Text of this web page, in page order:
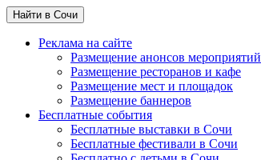
Найти в Сочи
Реклама на сайте
Размещение анонсов мероприятий
Размещение ресторанов и кафе
Размещение мест и площадок
Размещение баннеров
Бесплатные события
Бесплатные выставки в Сочи
Бесплатные фестивали в Сочи